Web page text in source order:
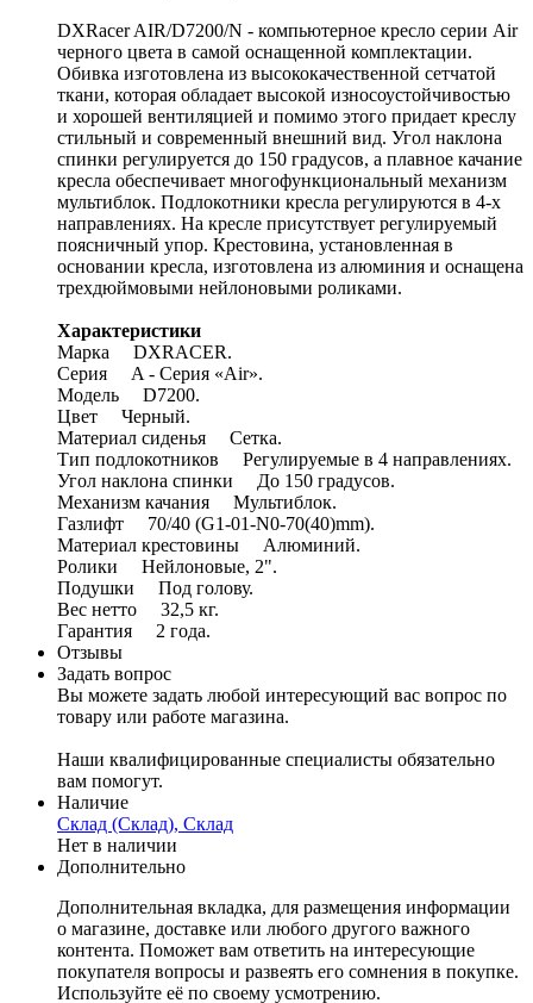
DXRacer AIR/D7200/N - компьютерное кресло серии Air
черного цвета в самой оснащенной комплектации.
Обивка изготовлена из высококачественной сетчатой
ткани, которая обладает высокой износоустойчивостью
и хорошей вентиляцией и помимо этого придает креслу
стильный и современный внешний вид. Угол наклона
спинки регулируется до 150 градусов, а плавное качание
кресла обеспечивает многофункциональный механизм
мультиблок. Подлокотники кресла регулируются в 4-х
направлениях. На кресле присутствует регулируемый
поясничный упор. Крестовина, установленная в
основании кресла, изготовлена из алюминия и оснащена
трехдюймовыми нейлоновыми роликами.
Характеристики
Марка DXRACER.
Серия A - Серия «Air».
Модель D7200.
Цвет Черный.
Материал сиденья Сетка.
Тип подлокотников Регулируемые в 4 направлениях.
Угол наклона спинки До 150 градусов.
Механизм качания Мультиблок.
Газлифт 70/40 (G1-01-N0-70(40)mm).
Материал крестовины Алюминий.
Ролики Нейлоновые, 2".
Подушки Под голову.
Вес нетто 32,5 кг.
Гарантия 2 года.
Отзывы
Задать вопрос
Вы можете задать любой интересующий вас вопрос по
товару или работе магазина.
Наши квалифицированные специалисты обязательно
вам помогут.
Наличие
Склад (Склад), Склад
Нет в наличии
Дополнительно
Дополнительная вкладка, для размещения информации
о магазине, доставке или любого другого важного
контента. Поможет вам ответить на интересующие
покупателя вопросы и развеять его сомнения в покупке.
Используйте её по своему усмотрению.